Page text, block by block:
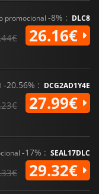
promocional -8% : DLC8
26.16€
-20.56% : DCG2AD1Y4E
27.99€
-17% : SEAL17DLC
29.32€